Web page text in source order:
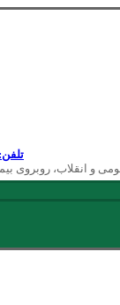
تلفن: 33331424-076
و انقلاب، روبروی